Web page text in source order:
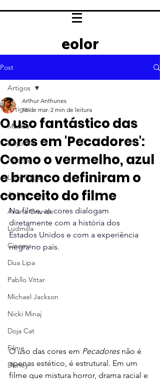
eolor
Post
Artigos
Música
Beyoncé
Notícias
Lady Gaga
Anitta
Ariana Grande
Ludmilla
Cinema
Dua Lipa
Pabllo Vittar
Michael Jackson
Nicki Minaj
Doja Cat
Filme
Disney
Artigos
O uso fantástico das
cores em 'Pecadores':
Como o vermelho, azul
e branco definiram o
conceito do filme
Arthur Anthunes
16 de mar. 2 min de leitura
No filme, as cores dialogam
diretamente com a história dos
Estados Unidos e com a experiência
negra no país.
O uso das cores em Pecadores não é
apenas estético, é estrutural. Em um
filme que mistura horror, drama racial e